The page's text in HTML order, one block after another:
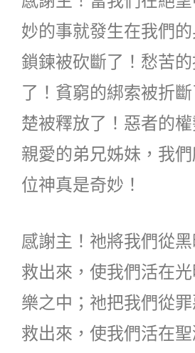
妙的事就發生在我們
鎖鍊被砍斷了！愁苦
了！貧窮的綁索被折
楚被釋放了！惡者的權
親愛的弟兄姊妹，我
位神真是奇妙！
感謝主！祂將我們從
救出來，使我們活在
樂之中；祂把我們從
救出來，使我們活在